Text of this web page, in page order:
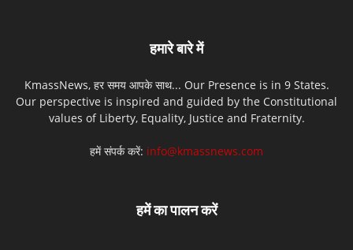
हमारे बारे में
KmassNews, हर समय आपके साथ... Our Presence is in 9 States.
Our perspective is inspired and guided by the Constitutional
values of Liberty, Equality, Justice and Fraternity.
हमें संपर्क करें: info@kmassnews.com
हमें का पालन करें